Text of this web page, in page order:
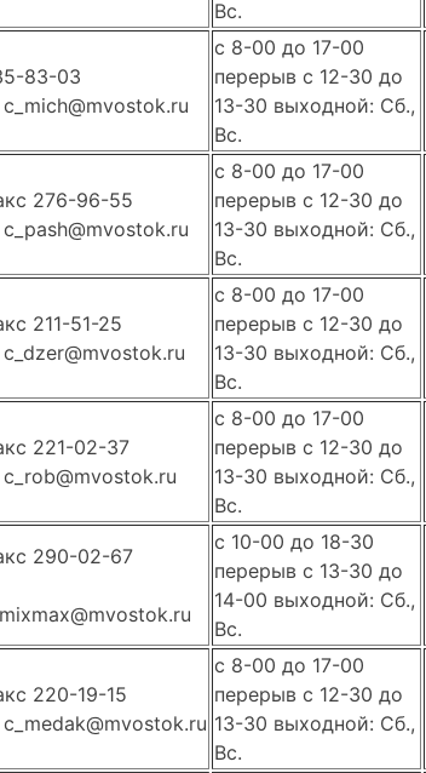
Вс.
83-03
с 8-00 до 17-00
перерыв с 12-30 до
13-30 выходной: Сб.,
Вс.
276-96-55
с 8-00 до 17-00
перерыв с 12-30 до
13-30 выходной: Сб.,
Вс.
211-51-25
с 8-00 до 17-00
перерыв с 12-30 до
13-30 выходной: Сб.,
Вс.
221-02-37
с 8-00 до 17-00
перерыв с 12-30 до
13-30 выходной: Сб.,
Вс.
290-02-67
с 10-00 до 18-30
перерыв с 13-30 до
14-00 выходной: Сб.,
Вс.
220-19-15
с 8-00 до 17-00
перерыв с 12-30 до
13-30 выходной: Сб.,
Вс.